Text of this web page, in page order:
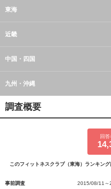
東海
近畿
中国・四国
九州・沖縄
調査概要
回
このフィットネスクラブ（東海）ランキン
事前調査
2015/08/11～